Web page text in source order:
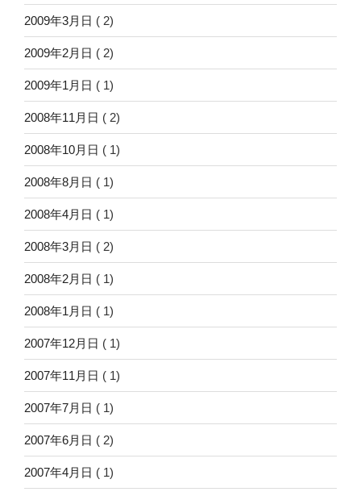
2009年3月日 ( 2)
2009年2月日 ( 2)
2009年1月日 ( 1)
2008年11月日 ( 2)
2008年10月日 ( 1)
2008年8月日 ( 1)
2008年4月日 ( 1)
2008年3月日 ( 2)
2008年2月日 ( 1)
2008年1月日 ( 1)
2007年12月日 ( 1)
2007年11月日 ( 1)
2007年7月日 ( 1)
2007年6月日 ( 2)
2007年4月日 ( 1)